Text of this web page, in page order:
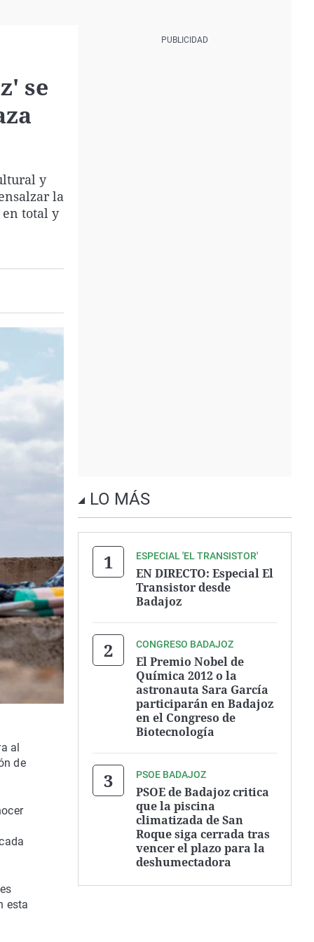
se
y
la
en total y
al
de
esta
LO MÁS
ESPECIAL 'EL TRANSISTOR'
EN DIRECTO: Especial El
Transistor desde
Badajoz
CONGRESO BADAJOZ
El Premio Nobel de
Química 2012 o la
astronauta Sara García
participarán en Badajoz
en el Congreso de
Biotecnología
PSOE BADAJOZ
PSOE de Badajoz critica
que la piscina
climatizada de San
Roque siga cerrada tras
vencer el plazo para la
deshumectadora